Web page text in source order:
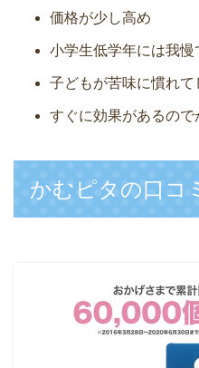
価格が少し高め
小学生低学年には我慢
子どもが苦味に慣れて
すぐに効果があるので
かむピタの口コ